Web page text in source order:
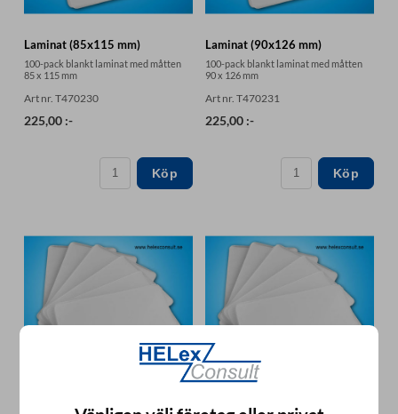
Laminat (85x115 mm)
100-pack blankt laminat med måtten
85 x 115 mm
Art nr. T470230
225,00 :-
Köp
Laminat (90x126 mm)
100-pack blankt laminat med måtten
90 x 126 mm
Art nr. T470231
225,00 :-
Köp